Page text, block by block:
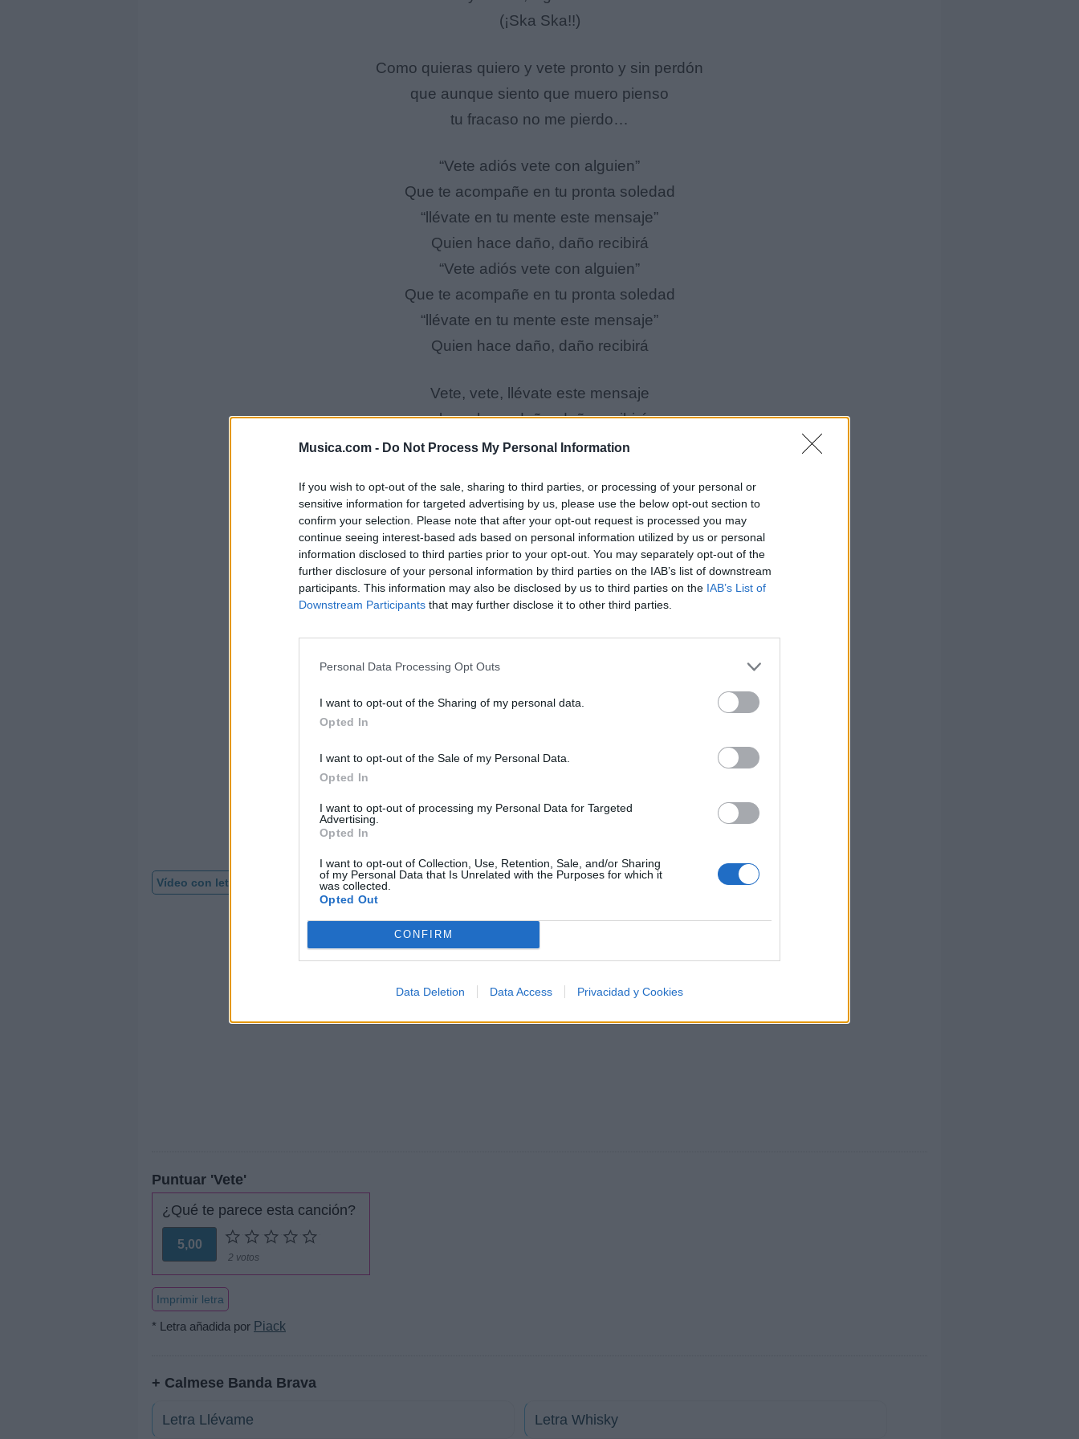
Musica.com - Do Not Process My Personal Information
If you wish to opt-out of the sale, sharing to third parties, or processing of your personal or
sensitive information for targeted advertising by us, please use the below opt-out section to
confirm your selection. Please note that after your opt-out request is processed you may
continue seeing interest-based ads based on personal information utilized by us or personal
information disclosed to third parties prior to your opt-out. You may separately opt-out of the
further disclosure of your personal information by third parties on the IAB’s list of downstream
participants. This information may also be disclosed by us to third parties on the IAB’s List of
Downstream Participants that may further disclose it to other third parties.
Personal Data Processing Opt Outs
I want to opt-out of the Sharing of my personal data.
Opted In
I want to opt-out of the Sale of my Personal Data.
Opted In
I want to opt-out of processing my Personal Data for Targeted
Advertising.
Opted In
I want to opt-out of Collection, Use, Retention, Sale, and/or Sharing
of my Personal Data that Is Unrelated with the Purposes for which it
was collected.
Opted Out
CONFIRM
Data Deletion Data Access Privacidad y Cookies
(¡Ska Ska!!)
Como quieras quiero y vete pronto y sin perdón
que aunque siento que muero pienso
tu fracaso no me pierdo…
“Vete adiós vete con alguien”
Que te acompañe en tu pronta soledad
“llévate en tu mente este mensaje”
Quien hace daño, daño recibirá
“Vete adiós vete con alguien”
Que te acompañe en tu pronta soledad
“llévate en tu mente este mensaje”
Quien hace daño, daño recibirá
Vete, vete, llévate este mensaje
el que hace daño, daño recibirá
vete de mi vida ya no quiero escuchar
Vete de mi vida ya no quiero verte (¡Vete vete!)
Vete de mi vida ya no quiero verte (¡Vete vete!)
Vídeo con letra
Puntuar 'Vete'
¿Qué te parece esta canción?
5,00
2 votos
Imprimir letra
* Letra añadida por Piack
+ Calmese Banda Brava
Letra Llévame Letra Whisky